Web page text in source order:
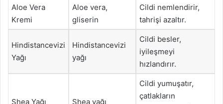
Aloe Vera
Kremi
Aloe vera,
gliserin
Cildi nemlendirir,
tahrişi azaltır.
Hindistancevizi
Yağı
Hindistancevizi
yağı
Cildi besler,
iyileşmeyi
hızlandırır.
Shea Yağı Shea yağı
Cildi yumuşatır,
çatlakların